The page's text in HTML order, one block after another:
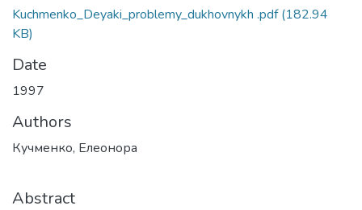
Kuchmenko_Deyaki_problemy_dukhovnykh .pdf(182.94
KB)
Date
1997
Authors
Кучменко, Елеонора
Abstract